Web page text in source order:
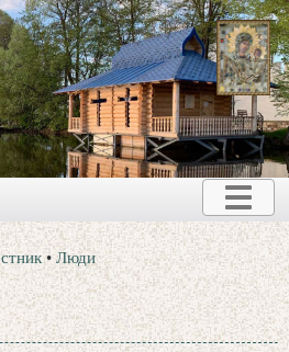
•Люди